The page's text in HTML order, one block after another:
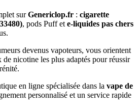
surGenericlop.fr : cigarette
, pods Puff et e-liquides pas chers
devenus vapoteurs, vous orientent
de nicotine les plus adaptés pour réussir
en ligne spécialisée dans la vape de
personnalisé et un service rapide